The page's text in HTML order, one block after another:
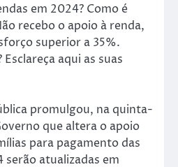
em 2024? Como é
recebo o apoio à renda,
superior a 35%.
aqui as suas
promulgou, na quinta-
que altera o apoio
para pagamento das
serão atualizadas em